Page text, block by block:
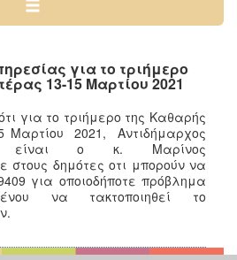
για το τριήμερο
13-15 Μαρτίου 2021
για το τριήμερο της Καθαρής
Μαρτίου
2021 ,
Αντιδήμαρχος
είναι ο κ. Μαρίνος
στους δημότες οτι μπορούν να
για οποιοδήποτε πρόβλημα
να τακτοποιηθεί το